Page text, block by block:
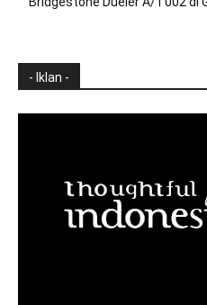
- Iklan -